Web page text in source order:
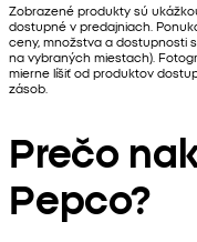
Zobrazené produkty sú
dostupné v predajniach.
ceny, množstva a dostupnosti
na vybraných miestach).
mierne líšiť od produktov
zásob.
Prečo
Pepco?